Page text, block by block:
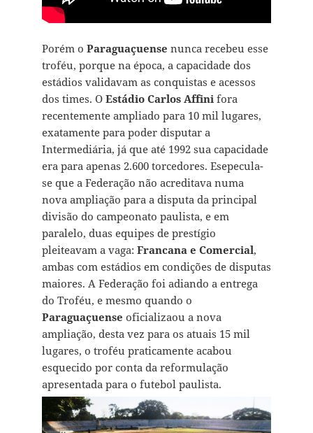
Porém o Paraguaçuense nunca recebeu esse
troféu, porque na época, a capacidade dos
estádios validavam as conquistas e acessos
dos times. O Estádio Carlos Affini fora
recentemente ampliado para 10 mil lugares,
exatamente para poder disputar a
Intermediária, já que até 1992 sua capacidade
era para apenas 2.600 torcedores. Esepecula-
se que a Federação não acreditava numa
nova ampliação para a disputa da principal
divisão do campeonato paulista, e em
paralelo, duas equipes de prestígio
pleiteavam a vaga: Francana e Comercial,
ambas com estádios em condições de disputas
maiores. A Federação foi adiando a entrega
do Troféu, e mesmo quando o
Paraguaçuense oficializaou a nova
ampliação, desta vez para os atuais 15 mil
lugares, o troféu praticamente acabou
esquecido por conta da reformulação
apresentada para o futebol paulista.